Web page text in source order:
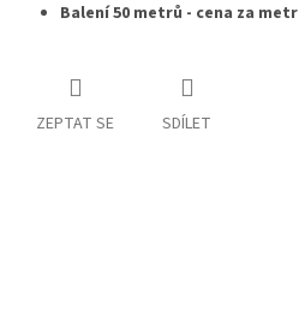
Balení 50 metrů - cena za metr
ZEPTAT SE SDÍLET